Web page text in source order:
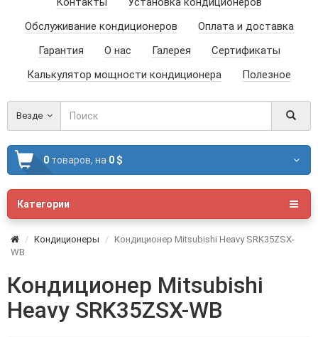
Обслуживание кондиционеров
Оплата и доставка
Гарантия
О нас Галерея
Сертификаты
Калькулятор мощности кондиционера
Полезное
Везде
0 товаров, на 0 $
Категории
Кондиционеры
Кондиционер Mitsubishi Heavy SRK35ZSX-
WB
Кондиционер Mitsubishi
Heavy SRK35ZSX-WB